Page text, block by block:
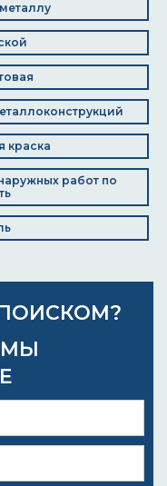
краска
работ по
МЫ